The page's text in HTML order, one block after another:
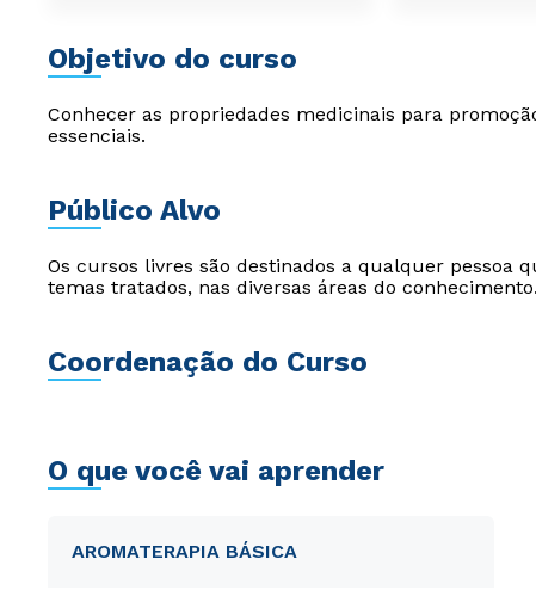
Objetivo do curso
Conhecer as propriedades medicinais para
essenciais.
Público Alvo
Os cursos livres são destinados a qualquer pessoa
temas tratados, nas diversas áreas do conhecimento.
Coordenação do Curso
O que você vai aprender
AROMATERAPIA BÁSICA